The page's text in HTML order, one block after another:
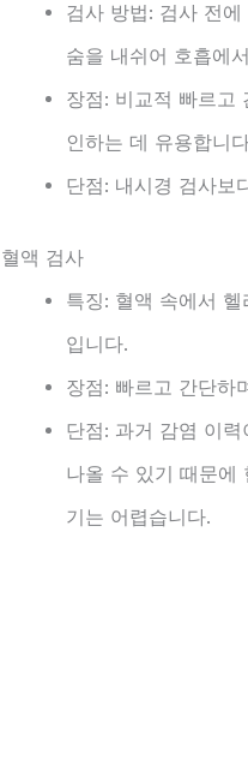
검사 방법: 검사 전
숨을 내쉬어 호흡에
장점: 비교적 빠르고
인하는 데 유용합니
단점: 내시경 검사보
액 검사
특징: 혈액 속에서
입니다.
장점: 빠르고 간단하
단점: 과거 감염 이
나올 수 있기 때문에
기는 어렵습니다.